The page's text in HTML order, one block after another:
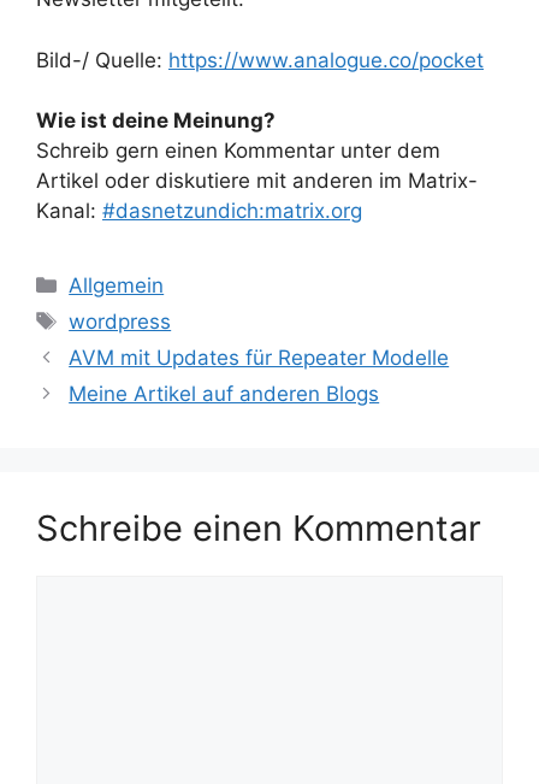
Bild-/ Quelle: https://www.analogue.co/pocket
Wie ist deine Meinung?
Schreib gern einen Kommentar unter dem
Artikel oder diskutiere mit anderen im Matrix-
Kanal: #dasnetzundich:matrix.org
Kategorien
Allgemein
Schlagwörter
wordpress
AVM mit Updates für Repeater Modelle
Meine Artikel auf anderen Blogs
Schreibe einen Kommentar